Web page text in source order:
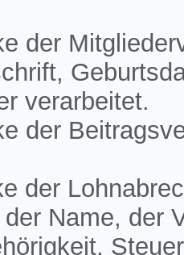
der
verarbeitet.
der
der
Name, der